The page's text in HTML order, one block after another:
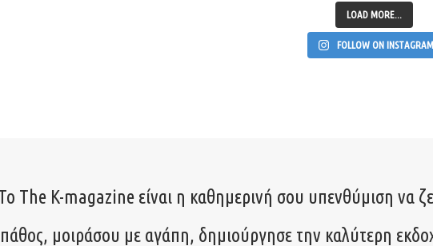
LOAD MORE...
FOLLOW ON INSTAGRAM
The K-magazine είναι η καθημερινή σου υπενθύμιση να
μοιράσου με αγάπη, δημιούργησε την καλύτερη